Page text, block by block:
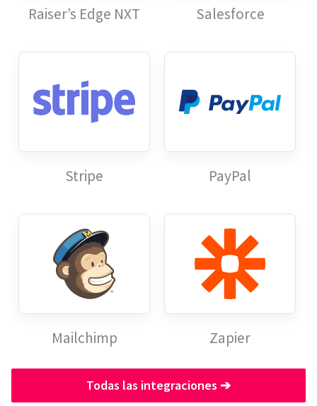
Raiser’s Edge NXT Salesforce
Stripe PayPal
Mailchimp Zapier
Todas las integraciones ➔